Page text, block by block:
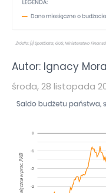
Autor: Ignacy
środa, 28 listopada